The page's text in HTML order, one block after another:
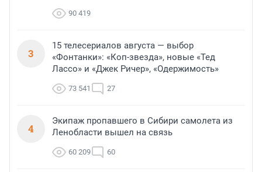
90 419
3
15 телесериалов августа — выбор
«Фонтанки»: «Коп-звезда», новые «Тед
Лассо» и «Джек Ричер», «Одержимость»
73 541 27
4
Экипаж пропавшего в Сибири самолета из
Ленобласти вышел на связь
60 209 60